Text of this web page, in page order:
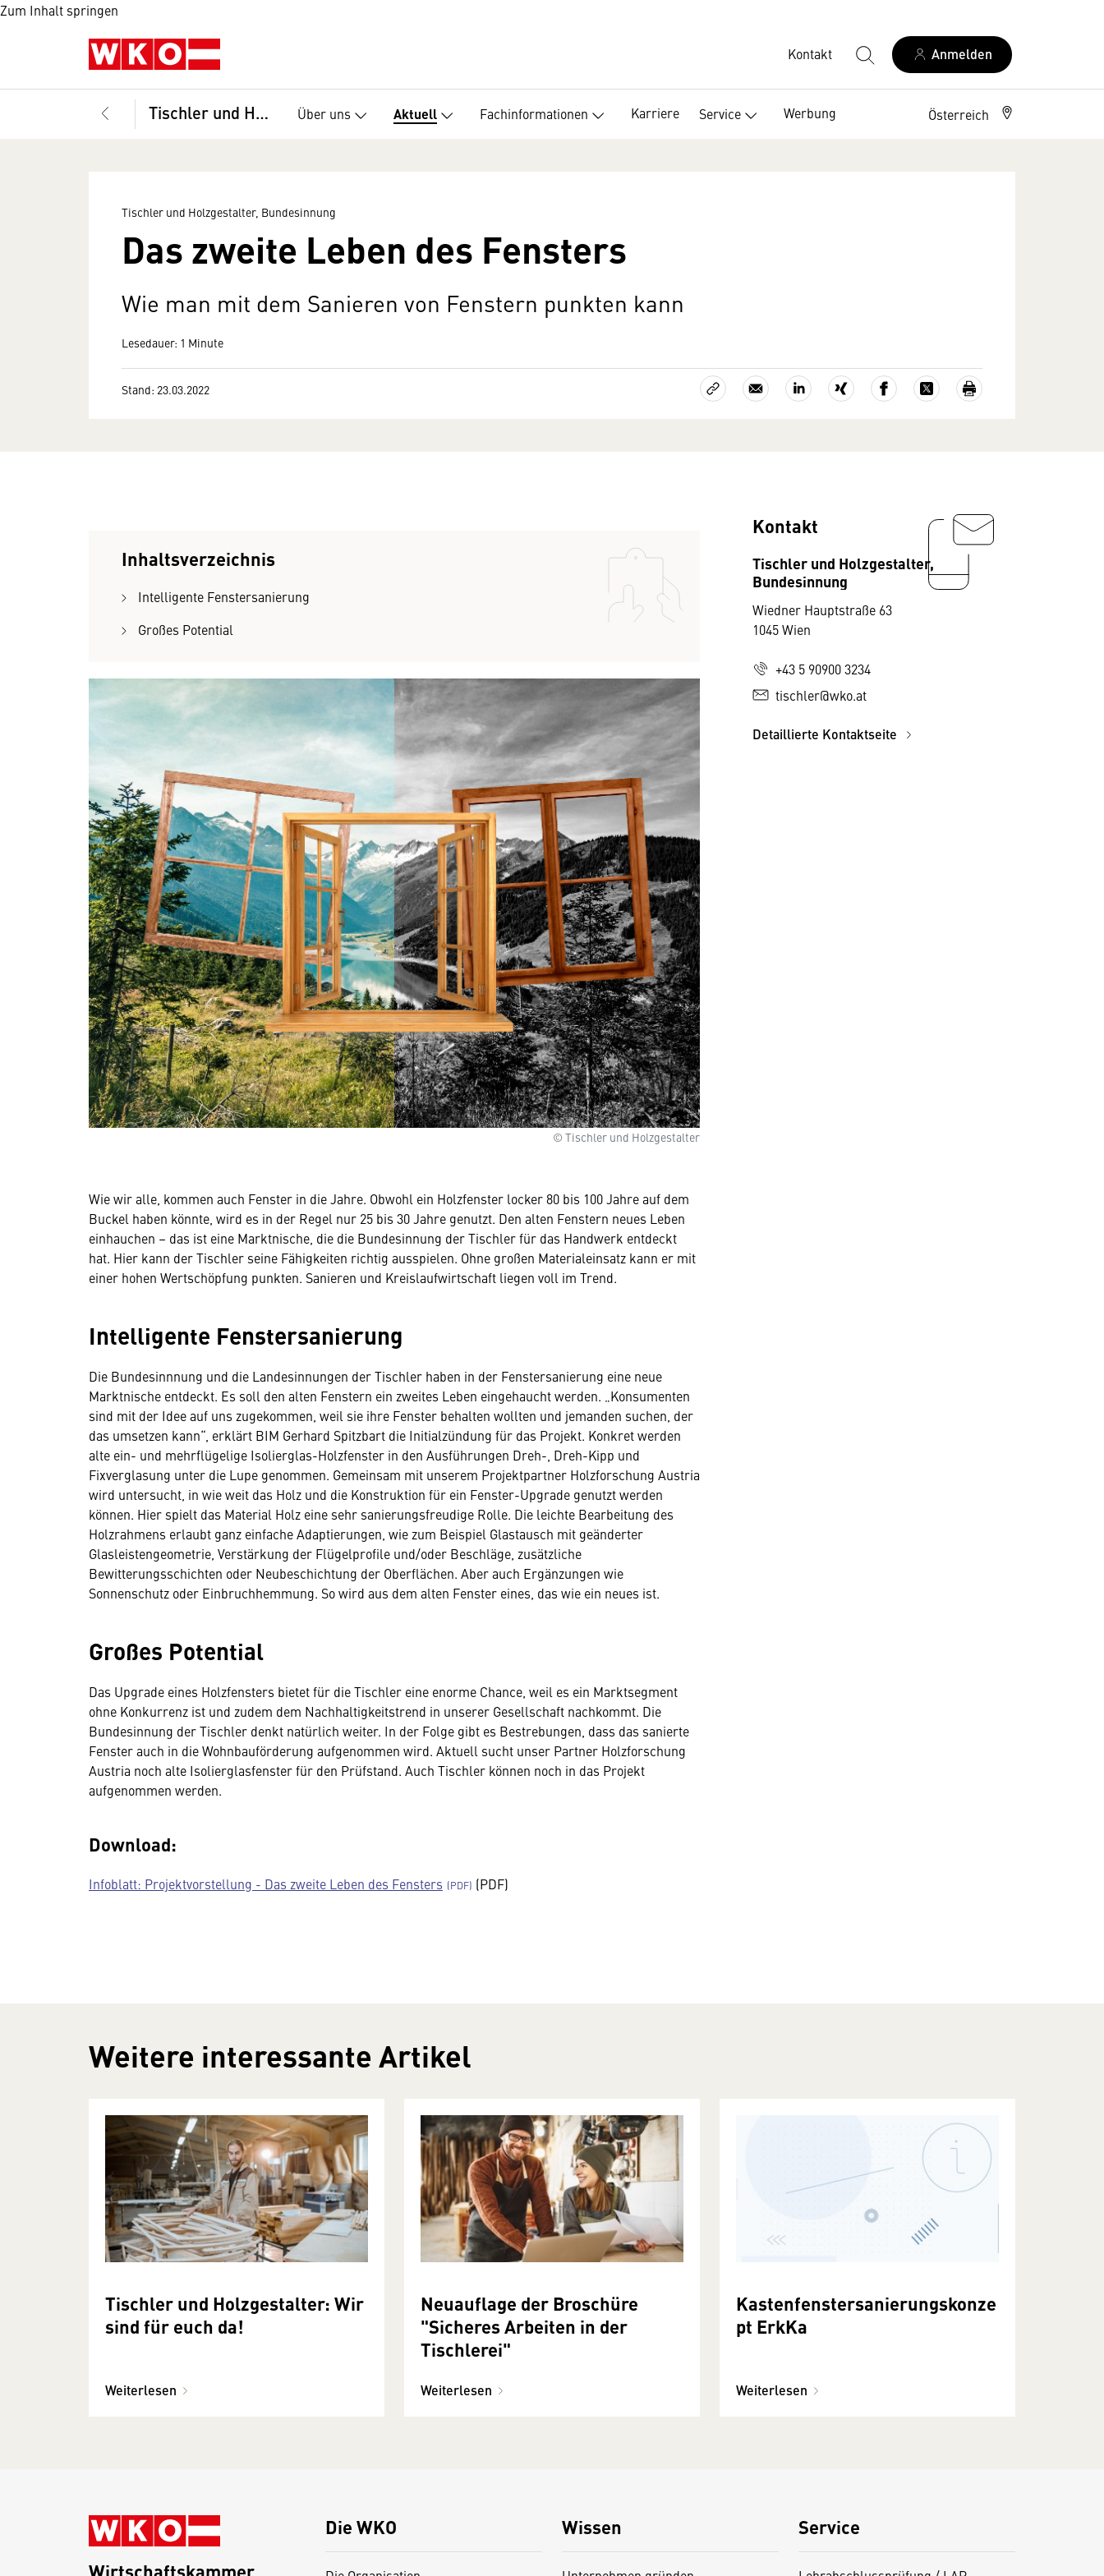
Zum Inhalt springen
Kontakt Anmelden
Tischler und Holzgestalter, Bundesinnung Über uns Aktuell Fachinformationen Karriere Service Werbung Österreich
Tischler und Holzgestalter, Bundesinnung
Das zweite Leben des Fensters
Wie man mit dem Sanieren von Fenstern punkten kann
Lesedauer: 1 Minute
Stand: 23.03.2022
Inhaltsverzeichnis
Intelligente Fenstersanierung
Großes Potential
© Tischler und Holzgestalter
Wie wir alle, kommen auch Fenster in die Jahre. Obwohl ein Holzfenster locker 80 bis 100 Jahre auf dem
Buckel haben könnte, wird es in der Regel nur 25 bis 30 Jahre genutzt. Den alten Fenstern neues Leben
einhauchen – das ist eine Marktnische, die die Bundesinnung der Tischler für das Handwerk entdeckt
hat. Hier kann der Tischler seine Fähigkeiten richtig ausspielen. Ohne großen Materialeinsatz kann er mit
einer hohen Wertschöpfung punkten. Sanieren und Kreislaufwirtschaft liegen voll im Trend.
Intelligente Fenstersanierung
Die Bundesinnnung und die Landesinnungen der Tischler haben in der Fenstersanierung eine neue
Marktnische entdeckt. Es soll den alten Fenstern ein zweites Leben eingehaucht werden. „Konsumenten
sind mit der Idee auf uns zugekommen, weil sie ihre Fenster behalten wollten und jemanden suchen, der
das umsetzen kann“, erklärt BIM Gerhard Spitzbart die Initialzündung für das Projekt. Konkret werden
alte ein- und mehrflügelige Isolierglas-Holzfenster in den Ausführungen Dreh-, Dreh-Kipp und
Fixverglasung unter die Lupe genommen. Gemeinsam mit unserem Projektpartner Holzforschung Austria
wird untersucht, in wie weit das Holz und die Konstruktion für ein Fenster-Upgrade genutzt werden
können. Hier spielt das Material Holz eine sehr sanierungsfreudige Rolle. Die leichte Bearbeitung des
Holzrahmens erlaubt ganz einfache Adaptierungen, wie zum Beispiel Glastausch mit geänderter
Glasleistengeometrie, Verstärkung der Flügelprofile und/oder Beschläge, zusätzliche
Bewitterungsschichten oder Neubeschichtung der Oberflächen. Aber auch Ergänzungen wie
Sonnenschutz oder Einbruchhemmung. So wird aus dem alten Fenster eines, das wie ein neues ist.
Großes Potential
Das Upgrade eines Holzfensters bietet für die Tischler eine enorme Chance, weil es ein Marktsegment
ohne Konkurrenz ist und zudem dem Nachhaltigkeitstrend in unserer Gesellschaft nachkommt. Die
Bundesinnung der Tischler denkt natürlich weiter. In der Folge gibt es Bestrebungen, dass das sanierte
Fenster auch in die Wohnbauförderung aufgenommen wird. Aktuell sucht unser Partner Holzforschung
Austria noch alte Isolierglasfenster für den Prüfstand. Auch Tischler können noch in das Projekt
aufgenommen werden.
Download:
Infoblatt: Projektvorstellung - Das zweite Leben des Fensters (PDF)
Kontakt
Tischler und Holzgestalter,
Bundesinnung
Wiedner Hauptstraße 63
1045 Wien
+43 5 90900 3234
tischler@wko.at
Detaillierte Kontaktseite
Weitere interessante Artikel
Tischler und Holzgestalter: Wir
sind für euch da!
Weiterlesen
Neuauflage der Broschüre
"Sicheres Arbeiten in der
Tischlerei"
Weiterlesen
Kastenfenstersanierungskonze
pt ErkKa
Weiterlesen
Die WKO Wissen Service
Wirtschaftskammer